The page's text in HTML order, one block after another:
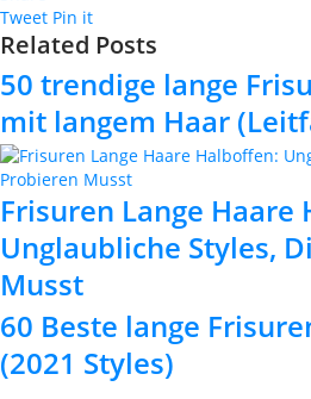
Tweet Pin it
Related Posts
50 trendige lange
mit langem Haar
Frisuren Lange Haare
Unglaubliche Styles,
Musst
60 Beste lange
(2021 Styles)